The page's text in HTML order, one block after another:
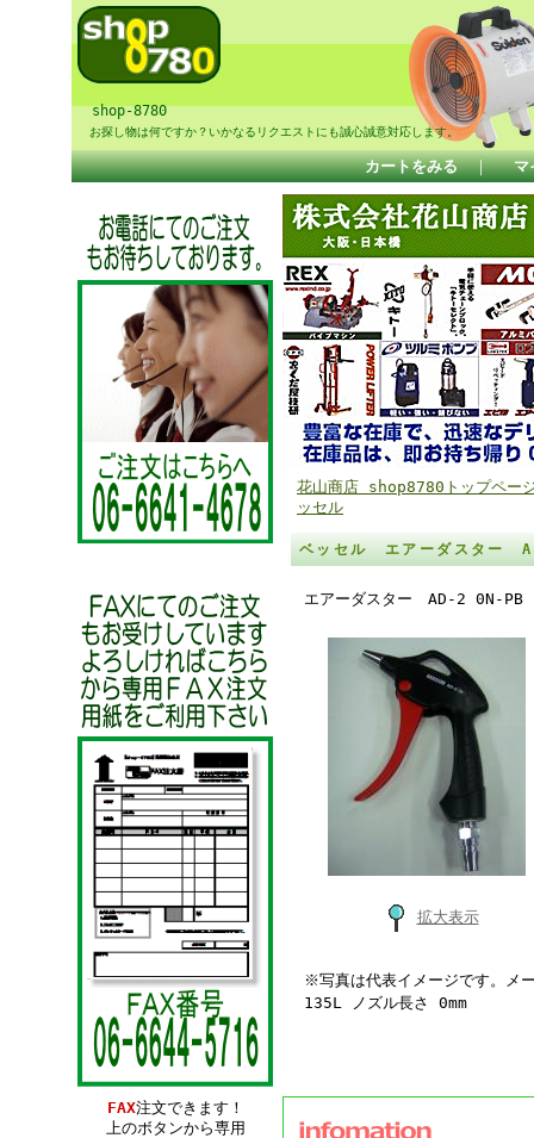
shop-8780
お探し物は何ですか？いかなるリクエストにも誠心誠意対応します。
カートをみる ｜ マ
FAX注文できます！
上のボタンから専用
花山商店 shop8780トップペー
ッセル
ベッセル エアーダスター
エアーダスター AD-2 0N-
拡大表示
※写真は代表イメージです。
135L ノズル長さ 0mm